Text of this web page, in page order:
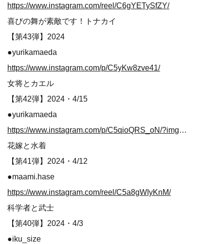
https://www.instagram.com/reel/C6gYETySfZY/
喜びの舞が素敵です！トナカイ
【第43弾】2024
●yurikamaeda
https://www.instagram.com/p/C5yKw8zve41/
女将とカエル
【第42弾】2024・4/15
●yurikamaeda
https://www.instagram.com/p/C5qioQRS_oN/?img_index=1
花嫁と水着
【第41弾】2024・4/12
●maami.hase
https://www.instagram.com/reel/C5a8gWIyKnM/
科学者と武士
【第40弾】2024・4/3
●iku_size